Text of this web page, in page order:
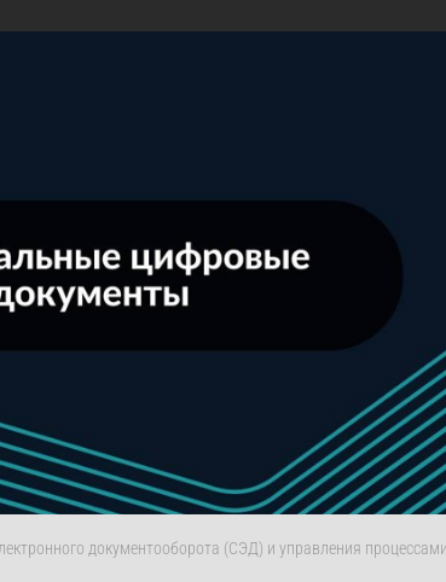
документооборота (СЭД) и управления